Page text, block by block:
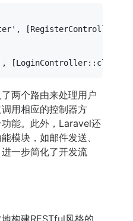
, [RegisterController
, [LoginController:: class
两个路由来处理用户
用相应的控制器方
能。此外，Laravel还
模块，如邮件发送、
一步简化了开发流
构建RESTful风格的